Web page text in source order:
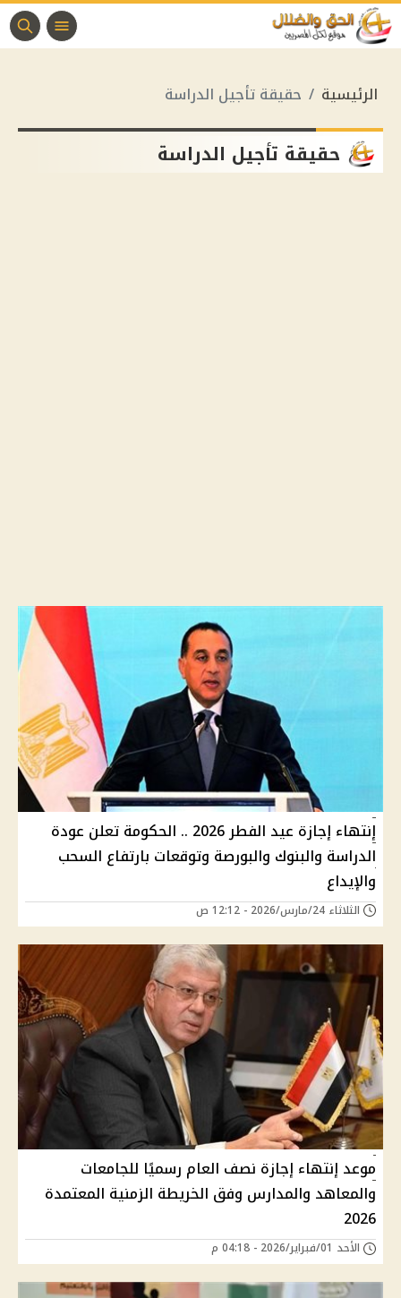
الرئيسية حقيقة تأجيل الدراسة
حقيقة تأجيل الدراسة
إنتهاء إجازة عيد الفطر 2026 .. الحكومة تعلن عودة
الدراسة والبنوك والبورصة وتوقعات بارتفاع السحب
والإيداع
الثلاثاء 24/مارس/2026 - 12:12 ص
موعد إنتهاء إجازة نصف العام رسميًا للجامعات
والمعاهد والمدارس وفق الخريطة الزمنية المعتمدة
2026
الأحد 01/فبراير/2026 - 04:18 م